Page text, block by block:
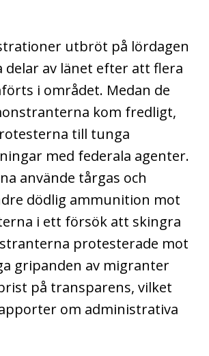
utbröt på lördagen
delar av länet efter att flera
i området. Medan de
kom fredligt,
till tunga
med federala agenter.
använde tårgas och
dödlig ammunition mot
i ett försök att skingra
protesterade mot
gripanden av migranter
på transparens, vilket
om administrativa